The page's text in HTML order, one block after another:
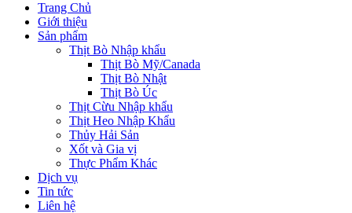
Trang Chủ
Giới thiệu
Sản phẩm
Thịt Bò Nhập khẩu
Thịt Bò Mỹ/Canada
Thịt Bò Nhật
Thịt Bò Úc
Thịt Cừu Nhập khẩu
Thịt Heo Nhập Khẩu
Thủy Hải Sản
Xốt và Gia vị
Thực Phẩm Khác
Dịch vụ
Tin tức
Liên hệ